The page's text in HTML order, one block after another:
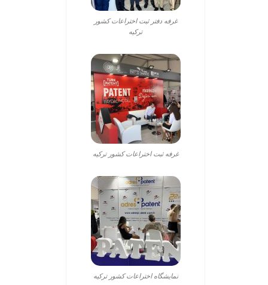
غرفه دفتر ثبت اختراعات کشور
ترکیه
غرفه ثبت اختراعات کشور ترکیه
نمایشگاه اختراعات کشور ترکیه